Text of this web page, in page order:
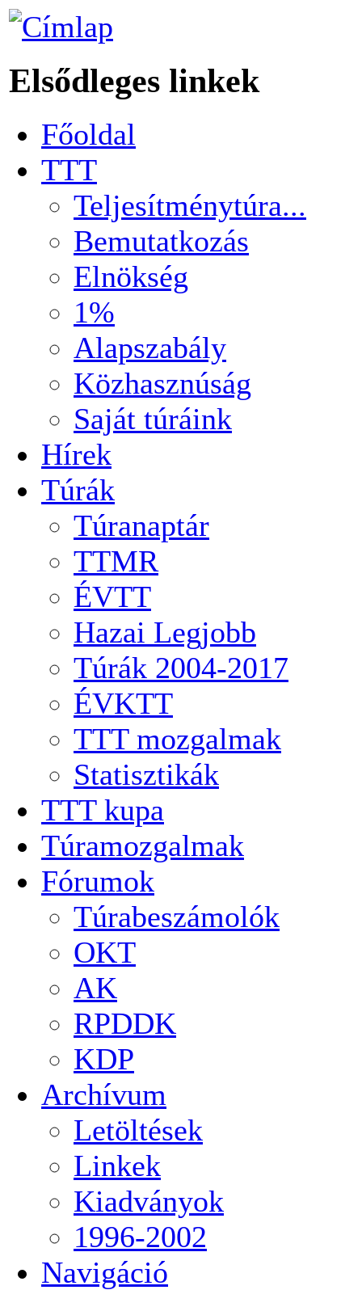
Elsődleges linkek
Főoldal
TTT
Teljesítménytúra...
Bemutatkozás
Elnökség
1%
Alapszabály
Közhasznúság
Saját túráink
Hírek
Túrák
Túranaptár
TTMR
ÉVTT
Hazai Legjobb
Túrák 2004-2017
ÉVKTT
TTT mozgalmak
Statisztikák
TTT kupa
Túramozgalmak
Fórumok
Túrabeszámolók
OKT
AK
RPDDK
KDP
Archívum
Letöltések
Linkek
Kiadványok
1996-2002
Navigáció